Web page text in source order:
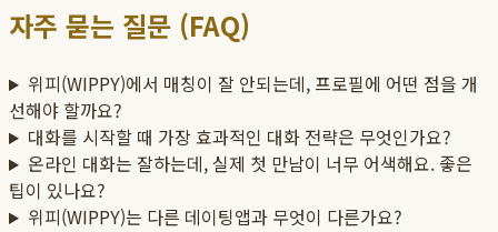
자주 묻는 질문 (FAQ)
위피(WIPPY)에서 매칭이 잘 안되는데, 프로필에 어떤 점을 개
선해야 할까요?
대화를 시작할 때 가장 효과적인 대화 전략은 무엇인가요?
온라인 대화는 잘하는데, 실제 첫 만남이 너무 어색해요. 좋은
팁이 있나요?
위피(WIPPY)는 다른 데이팅앱과 무엇이 다른가요?